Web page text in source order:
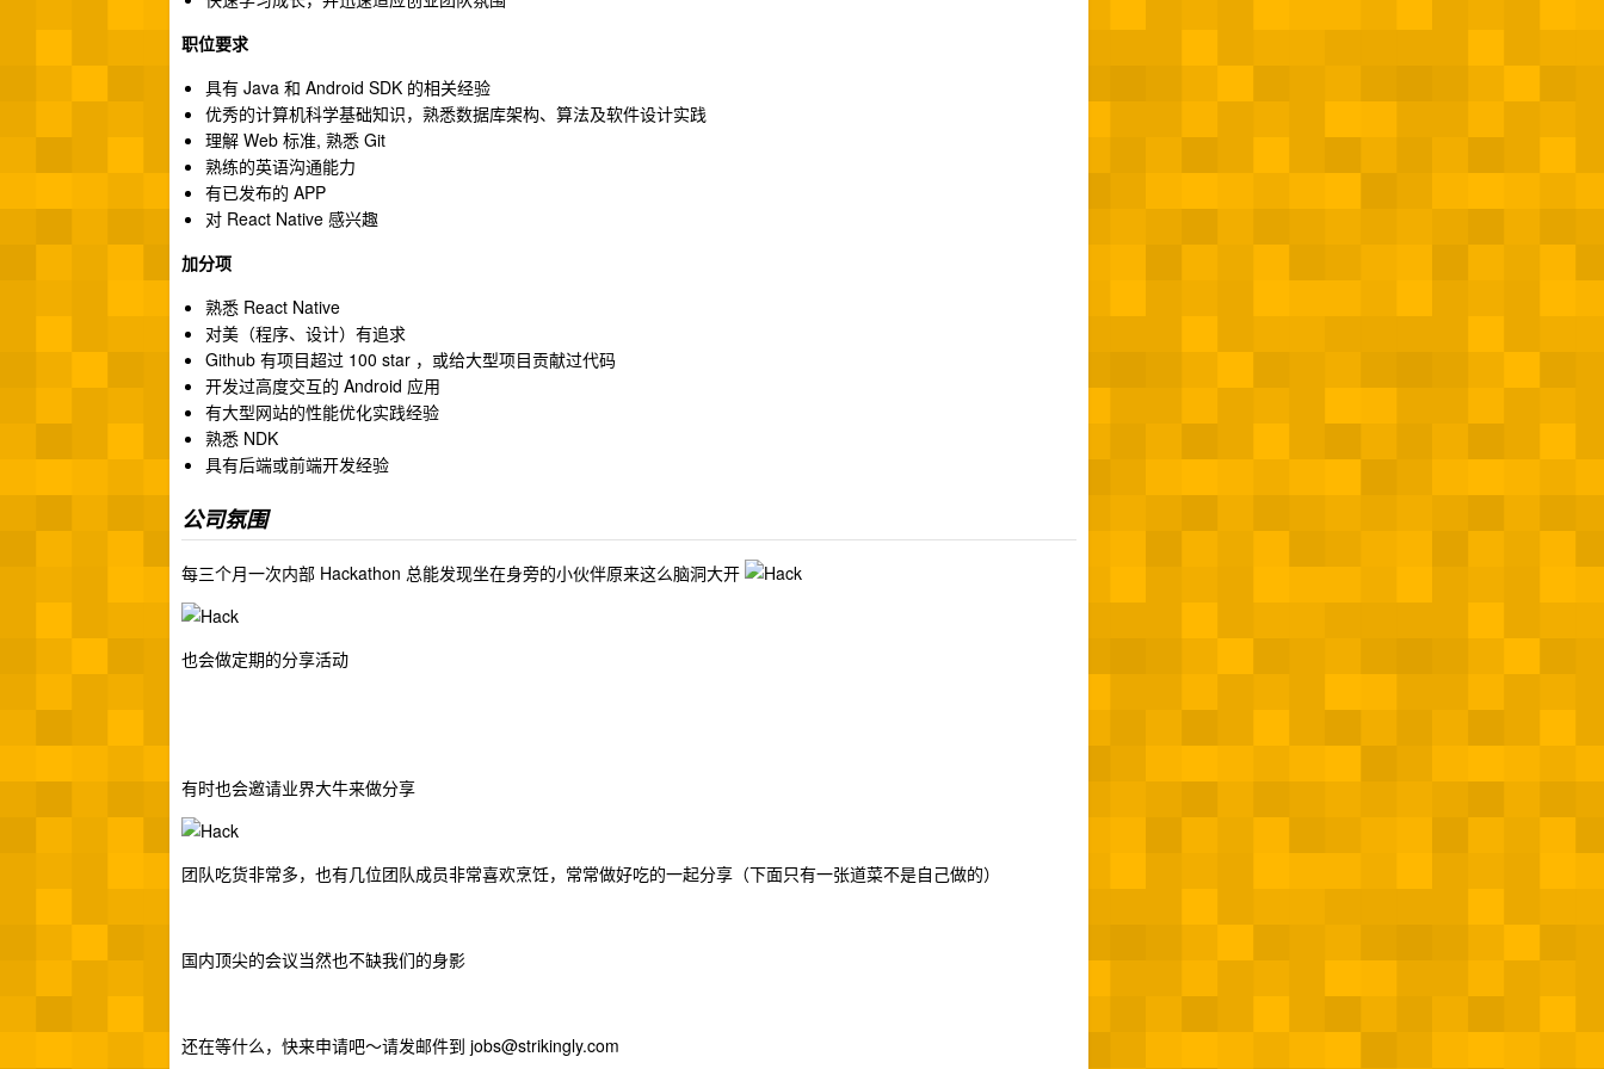
职位要求
具有 Java 和 Android SDK 的相关经验
优秀的计算机科学基础知识，熟悉数据库架构、算法及软件设计实践
理解 Web 标准, 熟悉 Git
熟练的英语沟通能力
有已发布的 APP
对 React Native 感兴趣
加分项
熟悉 React Native
对美（程序、设计）有追求
Github 有项目超过 100 star ，或给大型项目贡献过代码
开发过高度交互的 Android 应用
有大型网站的性能优化实践经验
熟悉 NDK
具有后端或前端开发经验
公司氛围
每三个月一次内部 Hackathon 总能发现坐在身旁的小伙伴原来这么脑洞大开
也会做定期的分享活动
有时也会邀请业界大牛来做分享
团队吃货非常多，也有几位团队成员非常喜欢烹饪，常常做好吃的一起分享（下面只有一张道菜不是自己做的）
国内顶尖的会议当然也不缺我们的身影
还在等什么，快来申请吧～请发邮件到 jobs@strikingly.com